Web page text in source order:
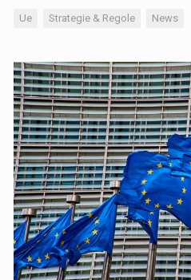
Ue Strategie & Regole News